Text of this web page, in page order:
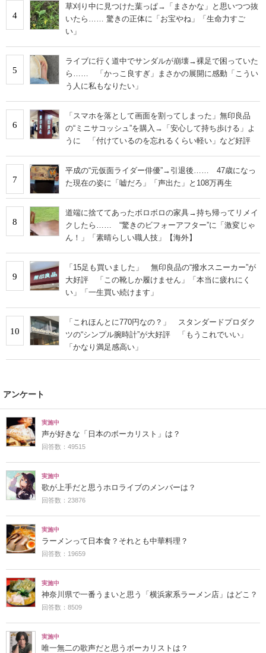
4
草刈り中に見つけた葉っぱ→「まさかな」と思いつつ抜
いたら…… 驚きの正体に「お宝やね」「生命力すご
い」
5
ライブに行く道中でサンダルが崩壊→裸足で困っていた
ら…… 「かっこ良すぎ」まさかの展開に感動「こうい
う人に私もなりたい」
6
「スマホを落として画面を割ってしまった」無印良品
の“ミニサコッシュ”を購入→「安心して持ち歩ける」よ
うに 「付けているのを忘れるくらい軽い」など好評
7
平成の“元仮面ライダー俳優”→引退後…… 47歳になっ
た現在の姿に「嘘だろ」「声出た」と108万再生
8
道端に捨ててあったボロボロの家具→持ち帰ってリメイ
クしたら…… “驚きのビフォーアフター”に「激変じゃ
ん！」「素晴らしい職人技」【海外】
9
「15足も買いました」 無印良品の“撥水スニーカー”が
大好評 「この靴しか履けません」「本当に疲れにく
い」「一生買い続けます」
10
「これほんとに770円なの？」 スタンダードプロダク
ツの“シンプル腕時計”が大好評 「もうこれでいい」
「かなり満足感高い」
アンケート
実施中
声が好きな「日本のボーカリスト」は？
回答数：49515
実施中
歌が上手だと思うホロライブのメンバーは？
回答数：23876
実施中
ラーメンって日本食？それとも中華料理？
回答数：19659
実施中
神奈川県で一番うまいと思う「横浜家系ラーメン店」はどこ？
回答数：8509
実施中
唯一無二の歌声だと思うボーカリストは？